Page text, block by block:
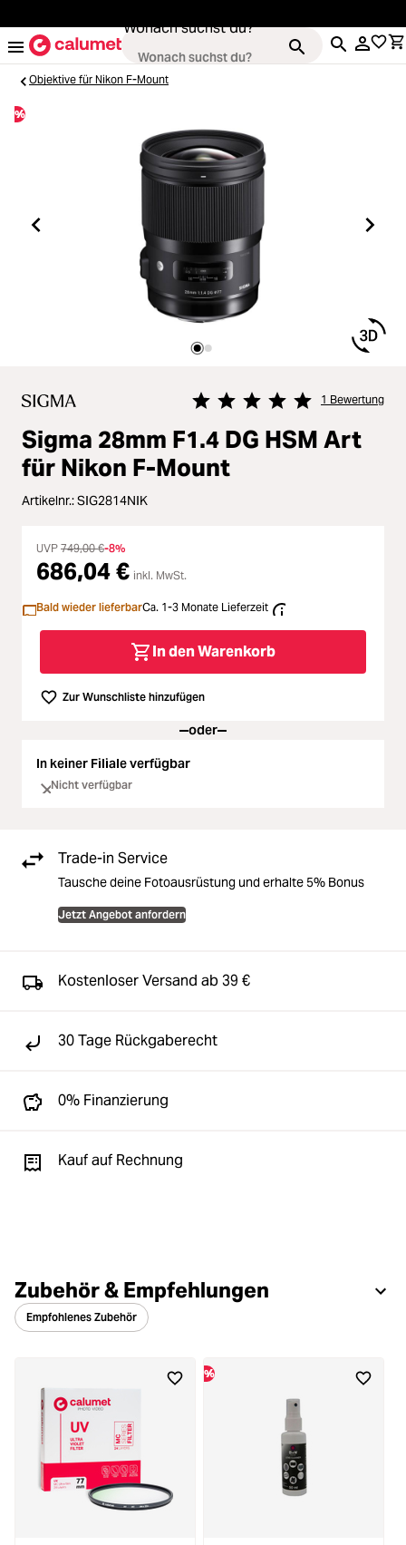
Wonach suchst du?
Kameras
Loading...
Loading... Video & Drohnen
Stative & Gimbals
Loading...Zubehör
Loading...Licht & Studio
Loading...Bildbearbeitung
Loading...Ferngläser
Loading...Second Hand
Loading...SALE
Loading...
Objektive für Nikon F-Mount
%
Durchschnittliche Bewertung
1 Bewertung
Sigma 28mm F1.4 DG HSM Art
für Nikon F-Mount
Artikelnr.:SIG2814NIK
UVP 749,00 €-8%
686,04 € inkl. MwSt.
Bald wieder lieferbarCa. 1-3 Monate Lieferzeit
In den Warenkorb
Zur Wunschliste hinzufügen
oder
In keiner Filiale verfügbar
Nicht verfügbar
Trade-in Service
Tausche deine Fotoausrüstung und erhalte 5% Bonus
Jetzt Angebot anfordern
Kostenloser Versand ab 39 €
30 Tage Rückgaberecht
0% Finanzierung
Kauf auf Rechnung
Zubehör & Empfehlungen
Empfohlenes Zubehör
%